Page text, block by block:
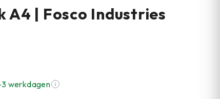
A4 | Fosco Industries
3 werkdagen